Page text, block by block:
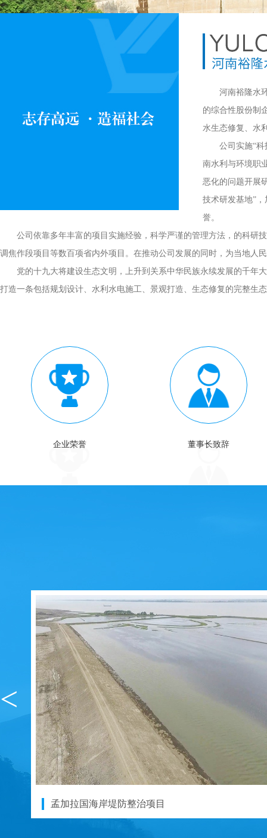
河南裕隆水
的综合性股份制
水生态修复、水
公司实施“
南水利与环境职
恶化的问题开展
技术研发基地”
誉。
公司依靠多年丰富的项目实施经验，科学严谨的管理方法，的科研
调焦作段项目等数百项省内外项目。在推动公司发展的同时，为当地人
党的十九大将建设生态文明，上升到关系中华民族永续发展的千年
打造一条包括规划设计、水利水电施工、景观打造、生态修复的完整生
企业荣誉 董事长致辞
<
孟加拉国海岸堤防整治项目